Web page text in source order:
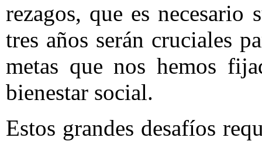
rezagos, que es
tres años serán cruciales
metas que nos hemos
bienestar social.
Estos grandes desafíos